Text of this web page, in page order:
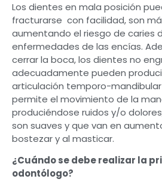
Los dientes en mala posición
fracturarse con facilidad, son
aumentando el riesgo de caries
enfermedades de las encías.
cerrar la boca, los dientes no
adecuadamente pueden
articulación temporo-mandibular
permite el movimiento de la
produciéndose ruidos y/o
son suaves y que van en
bostezar y al masticar.
¿Cuándo se debe realizar la
odontólogo?